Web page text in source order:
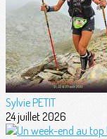
Sylvie PETIT
24 juillet 2026